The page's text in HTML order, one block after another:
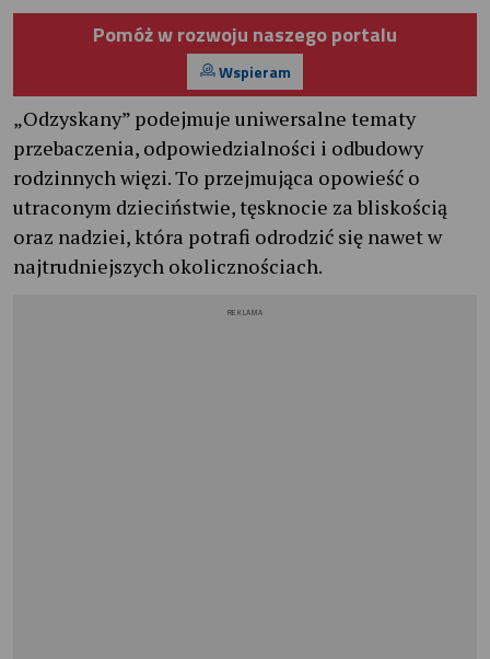
Pomóż w rozwoju naszego portalu
Wspieram
„Odzyskany” podejmuje uniwersalne tematy
przebaczenia, odpowiedzialności i odbudowy
rodzinnych więzi. To przejmująca opowieść o
utraconym dzieciństwie, tęsknocie za bliskością
oraz nadziei, która potrafi odrodzić się nawet w
najtrudniejszych okolicznościach.
REKLAMA